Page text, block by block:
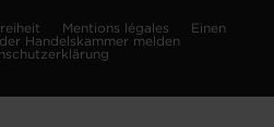
Mentions légales
Einen
Handelskammer melden